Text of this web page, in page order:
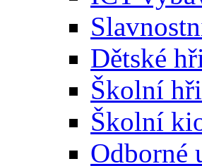
Dětské
Školní
Školní
Odborné